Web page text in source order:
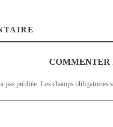
pas publiée. Les champs obligatoires